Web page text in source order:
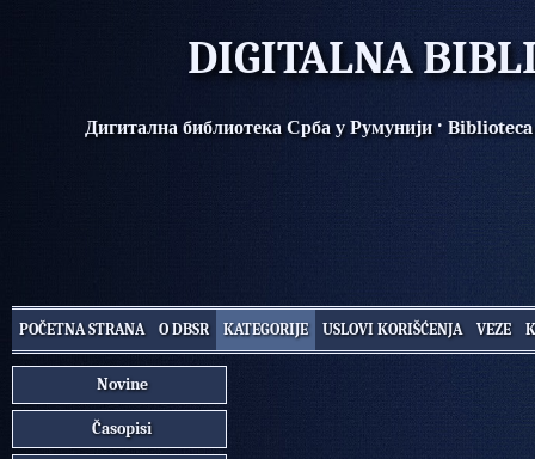
DIGITALNA
Дигитална библиотека Срба у Румунији·
POČETNA STRANA O DBSR KATEGORIJE USLOVI KORIŠĆENJA VEZE
Novine
Časopisi